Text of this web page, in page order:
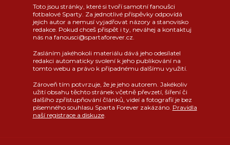
Toto jsou stránky, které si tvoří samotní fanoušci
fotbalové Sparty. Za jednotlivé příspěvky odpovídá
jejich autor a nemusí vyjadřovat názory a stanovisko
redakce. Pokud chceš přispět i ty, neváhej a kontaktuj
nás na fanousci@spartaforever.cz.
Zasláním jakéhokoli materiálu dává jeho odesílatel
redakci automaticky svolení k jeho publikování na
tomto webu a právo k případnému dalšímu využití.
Zároveň tím potvrzuje, že je jeho autorem. Jakékoliv
užití obsahu těchto stránek včetně převzetí, šíření či
dalšího zpřístupňování článků, videí a fotografií je bez
písemného souhlasu Sparta Forever zakázáno. Pravidla
naší registrace a diskuze.